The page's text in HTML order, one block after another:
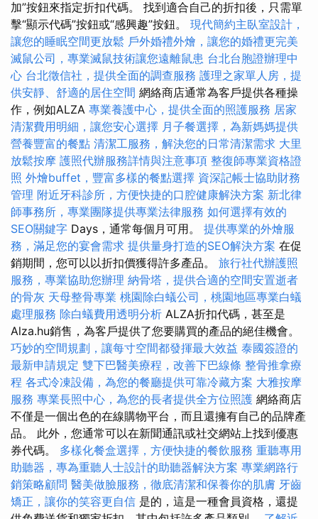
加”按鈕來指定折扣代碼。 找到適合自己的折扣後，只需單
擊“顯示代碼”按鈕或“感興趣”按鈕。 現代簡約主臥室設計，
讓您的睡眠空間更放鬆 戶外婚禮外燴，讓您的婚禮更完美
滅鼠公司，專業滅鼠技術讓您遠離鼠患 台北台胞證辦理中
心 台北徵信社，提供全面的調查服務 護理之家單人房，提
供安靜、舒適的居住空間 網絡商店通常為客戶提供各種操
作，例如ALZA 專業養護中心，提供全面的照護服務 居家
清潔費用明細，讓您安心選擇 月子餐選擇，為新媽媽提供
營養豐富的餐點 清潔工服務，解決您的日常清潔需求 大里
放鬆按摩 護照代辦服務詳情與注意事項 整復師專業資格證
照 外燴buffet，豐富多樣的餐點選擇 資深記帳士協助財務
管理 附近牙科診所，方便快捷的口腔健康解決方案 新北律
師事務所，專業團隊提供專業法律服務 如何選擇有效的
SEO關鍵字 Days，通常每個月可用。 提供專業的外燴服
務，滿足您的宴會需求 提供量身打造的SEO解決方案 在促
銷期間，您可以以折扣價獲得許多產品。 旅行社代辦護照
服務，專業協助您辦理 納骨塔，提供合適的空間安置逝者
的骨灰 天母整骨專業 桃園除白蟻公司，桃園地區專業白蟻
處理服務 除白蟻費用透明分析 ALZA折扣代碼，甚至是
Alza.hu銷售，為客戶提供了您要購買的產品的絕佳機會。
巧妙的空間規劃，讓每寸空間都發揮最大效益 泰國簽證的
最新申請規定 雙下巴醫美療程，改善下巴線條 整骨推拿療
程 各式冷凍設備，為您的餐廳提供可靠冷藏方案 大雅按摩
服務 專業長照中心，為您的長者提供全方位照護 網絡商店
不僅是一個出色的在線購物平台，而且還擁有自己的品牌產
品。 此外，您通常可以在新聞通訊或社交網站上找到優惠
券代碼。 多樣化餐盒選擇，方便快捷的餐飲服務 重聽專用
助聽器，專為重聽人士設計的助聽器解決方案 專業網路行
銷策略顧問 醫美做臉服務，徹底清潔和保養你的肌膚 牙齒
矯正，讓你的笑容更自信 是的，這是一種會員資格，還提